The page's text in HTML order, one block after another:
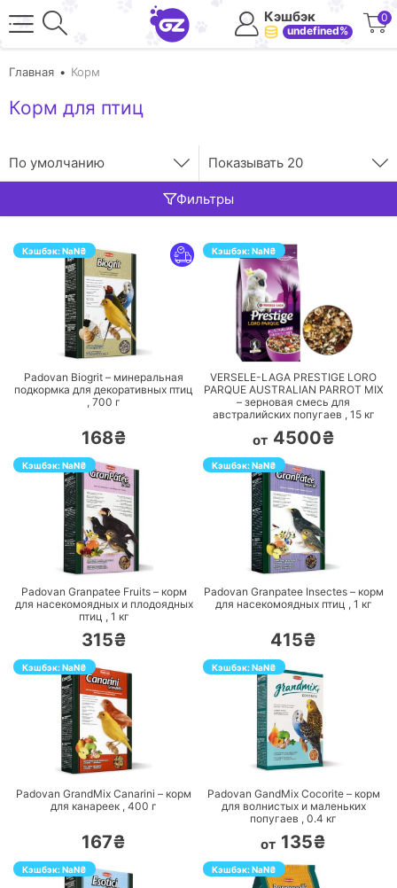
Кэшбэк
undefined%
0
Главная Корм
Корм для птиц
По умолчанию Показывать 20
Фильтры
Кэшбэк:NaN₴
ПЕРЕЙТИ
Padovan Biogrit – минеральная
подкормка для декоративных птиц
, 700 г
168₴
Кэшбэк:NaN₴
ПЕРЕЙТИ
VERSELE-LAGA PRESTIGE LORO
PARQUE AUSTRALIAN PARROT MIX
– зерновая смесь для
австралийских попугаев , 15кг
от 4500₴
Кэшбэк:NaN₴
ПЕРЕЙТИ
Padovan Granpatee Fruits – корм
для насекомоядных и плодоядных
птиц , 1 кг
315₴
Кэшбэк:NaN₴
ПЕРЕЙТИ
Padovan Granpatee Insectes – корм
для насекомоядных птиц , 1 кг
415₴
Кэшбэк:NaN₴
ПЕРЕЙТИ
Padovan GrandMix Сanarini – корм
для канареек , 400 г
167₴
Кэшбэк:NaN₴
ПЕРЕЙТИ
Padovan GandMix Сocorite – корм
для волнистых и маленьких
попугаев , 0.4 кг
от 135₴
Кэшбэк:NaN₴ Кэшбэк:NaN₴